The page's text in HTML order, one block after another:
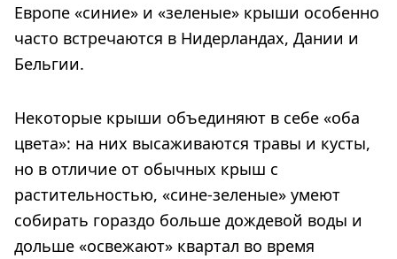
Европе «синие» и «зеленые» крыши особенно
часто встречаются в Нидерландах, Дании и
Бельгии.
Некоторые крыши объединяют в себе «оба
цвета»: на них высаживаются травы и кусты,
но в отличие от обычных крыш с
растительностью, «сине-зеленые» умеют
собирать гораздо больше дождевой воды и
дольше «освежают» квартал во время